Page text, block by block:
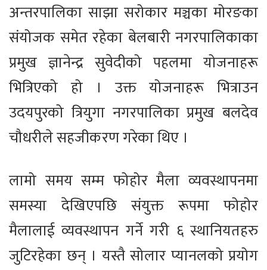
अन्तरपालिका साझा सरोकार मञ्चका मोरङका
संयोजक समेत रहेका बेलबारी नगरपालिकाका
प्रमुख ज्ञानेन्द्र सुवेदीको पहलमा योजनाहरू
भित्रिएको हो । उक्त योजनाहरू भित्राउन
उदयपुरको त्रियुगा नगरपालिका प्रमुख बलदेव
चौधरीले सहजीकरण गरेका थिए ।
लामो समय सम्म फोहोर मैला व्यवस्थापनमा
समस्या देखिएपछि संयुक्त रूपमा फोहोर
मैलालाई व्यवस्थापन गर्ने गरी ६ स्थानियतहरु
जुटिरहेका छन् । यस्तै सोलार प्यानलको प्रयोग